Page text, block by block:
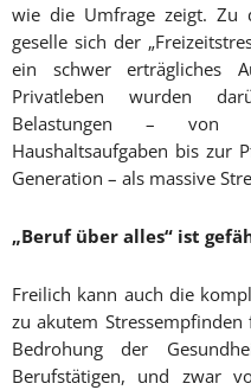
wie die Umfrage zeigt. Zu
geselle sich der
ein schwer erträgliches
Privatleben wurden
Belastungen – von
Haushaltsaufgaben bis zur
Generation – als massive
„Beruf über alles“ ist
Freilich kann auch die
zu akutem
Bedrohung der
Berufstätigen, und zwar